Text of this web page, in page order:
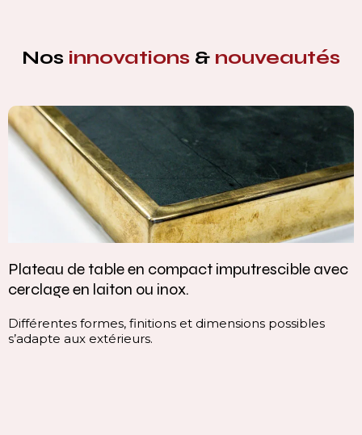
Nos innovations & nouveautés
Vasque intégrée monobloc — élégance et
continuité parfaite
Cette vasque intégrée monobloc est conçue dans la
continuité du plan, sans rupture visuelle. Elle offre une